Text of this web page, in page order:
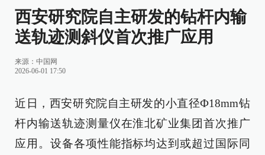
西安研究院自主研发的钻杆内输
送轨迹测斜仪首次推广应用
来源： 中国网
2026-06-01 17:50
近日，西安研究院自主研发的小直径Ф18mm钻
杆内输送轨迹测量仪在淮北矿业集团首次推广
应用。设备各项性能指标均达到或超过国际同